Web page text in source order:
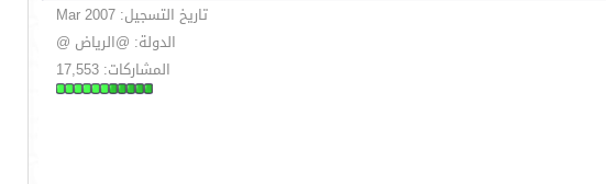
تاريخ التسجيل: Mar 2007
الدولة: @الرياض @
المشاركات: 17,553